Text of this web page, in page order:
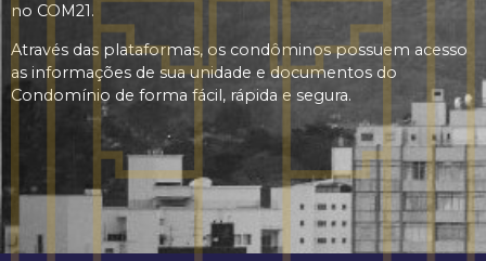
no COM21.
Através das plataformas, os condôminos possuem acesso
as informações de sua unidade e documentos do
Condomínio de forma fácil, rápida e segura.